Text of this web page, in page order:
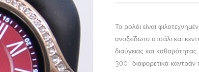
Το ρολόι είναι
ανοξείδωτο ατσάλι και
διαύγειας και
300+ διαφορετικά